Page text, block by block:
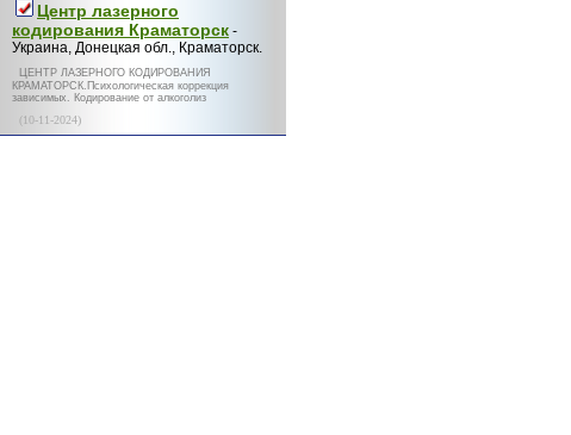
Центр лазерного
кодирования Краматорск -
Украина, Донецкая обл., Краматорск.
ЦЕНТР ЛАЗЕРНОГО КОДИРОВАНИЯ
КРАМАТОРСК.Психологическая коррекция
зависимых. Кодирование от алкоголиз
(10-11-2024)